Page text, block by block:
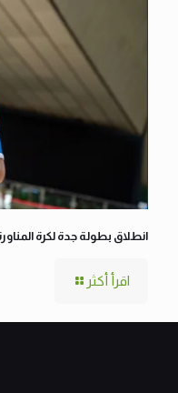
انطلاق بطولة جدة لكرة
اقرأ أكثر